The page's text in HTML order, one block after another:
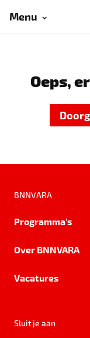
Menu
Oeps,
BNNVARA
Programma's
Over BNNVARA
Vacatures
Sluit je aan